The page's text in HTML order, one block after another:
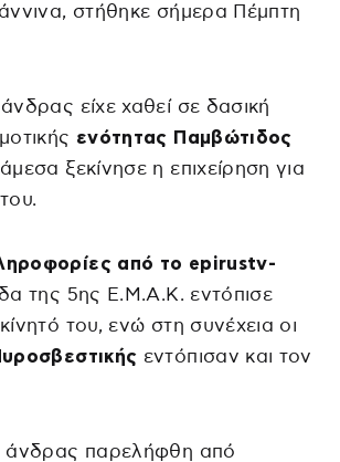
στήθηκε σήμερα Πέμπτη
είχε χαθεί σε δασική
ενότητας Παμβώτιδος
άμεσα ξεκίνησε η επιχείρηση για
από το epirustv-
της 5ης Ε.Μ.Α.Κ. εντόπισε
του, ενώ στη συνέχεια οι
εντόπισαν και τον
άνδρας παρελήφθη από